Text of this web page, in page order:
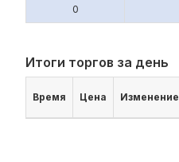
0
Итоги торгов за день
Время Цена Изменение